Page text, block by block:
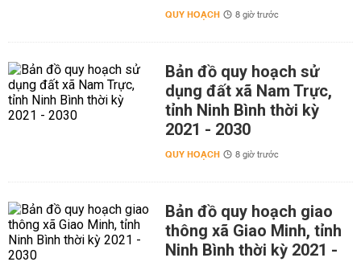
QUY HOẠCH 8 giờ trước
Bản đồ quy hoạch sử
dụng đất xã Nam Trực,
tỉnh Ninh Bình thời kỳ
2021 - 2030
QUY HOẠCH 8 giờ trước
Bản đồ quy hoạch giao
thông xã Giao Minh, tỉnh
Ninh Bình thời kỳ 2021 -